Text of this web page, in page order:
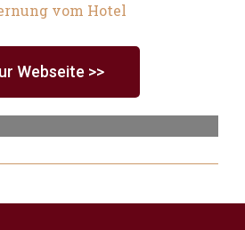
vom Hotel
Webseite >>